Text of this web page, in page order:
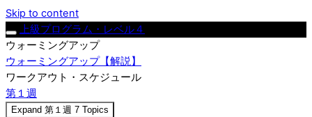
Skip to content
上級プログラム・レベル４
ウォーミングアップ
ウォーミングアップ【解説】
ワークアウト・スケジュール
第１週
Expand 第１週 7 Topics